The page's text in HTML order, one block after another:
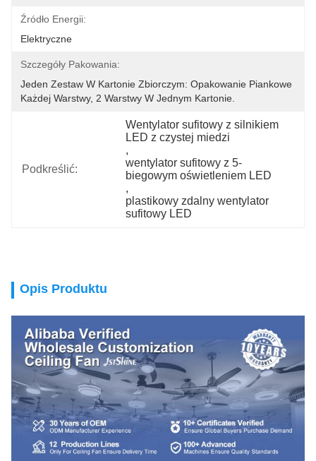
Źródło Energii:
Elektryczne
Szczegóły Pakowania:
Jeden Zestaw W Kartonie Zbiorczym: Opakowanie Piankowe
Każdej Warstwy, 2 Warstwy W Jednym Kartonie.
Podkreślić:
Wentylator sufitowy z silnikiem
LED z czystej miedzi
,
wentylator sufitowy z 5-
biegowym oświetleniem LED
,
plastikowy zdalny wentylator
sufitowy LED
Opis Produktu